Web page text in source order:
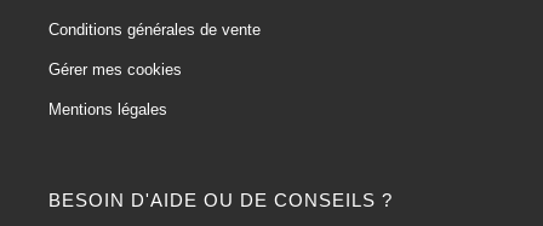
BESOIN D'AIDE OU DE CONSEILS ?
Conditions générales de vente
Gérer mes cookies
Mentions légales